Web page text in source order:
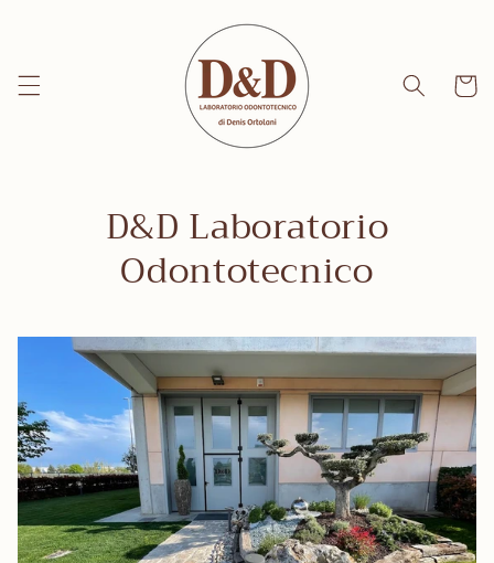
Carrello
D&D Laboratorio
Odontotecnico